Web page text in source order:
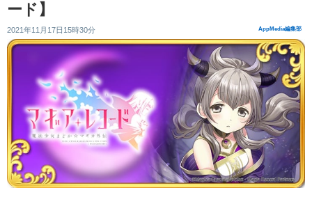
ード】
2021年11月17日15時30分 AppMedia編集部